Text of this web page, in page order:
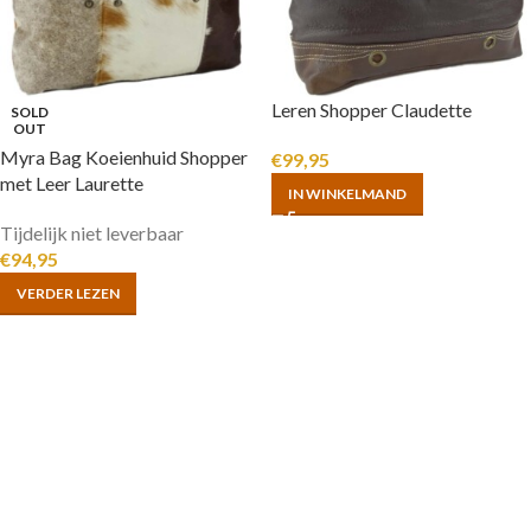
SOLD
OUT
Myra Bag Koeienhuid Shopper
met Leer Laurette
Tijdelijk niet leverbaar
€94,95
VERDER LEZEN
Leren Shopper Claudette
€99,95
IN WINKELMAND